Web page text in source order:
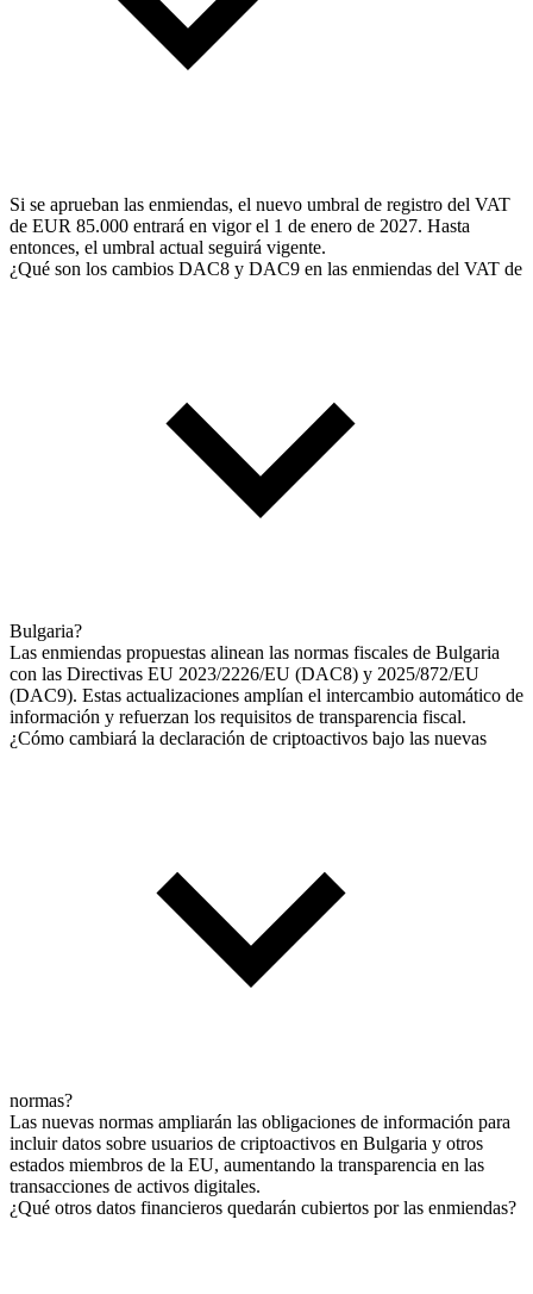
Si se aprueban las enmiendas, el nuevo umbral de registro del VAT
de EUR 85.000 entrará en vigor el 1 de enero de 2027. Hasta
entonces, el umbral actual seguirá vigente.
¿Qué son los cambios DAC8 y DAC9 en las enmiendas del VAT de
Bulgaria?
Las enmiendas propuestas alinean las normas fiscales de Bulgaria
con las Directivas EU 2023/2226/EU (DAC8) y 2025/872/EU
(DAC9). Estas actualizaciones amplían el intercambio automático de
información y refuerzan los requisitos de transparencia fiscal.
¿Cómo cambiará la declaración de criptoactivos bajo las nuevas
normas?
Las nuevas normas ampliarán las obligaciones de información para
incluir datos sobre usuarios de criptoactivos en Bulgaria y otros
estados miembros de la EU, aumentando la transparencia en las
transacciones de activos digitales.
¿Qué otros datos financieros quedarán cubiertos por las enmiendas?